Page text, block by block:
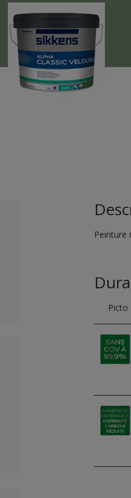
Peinture
Picto